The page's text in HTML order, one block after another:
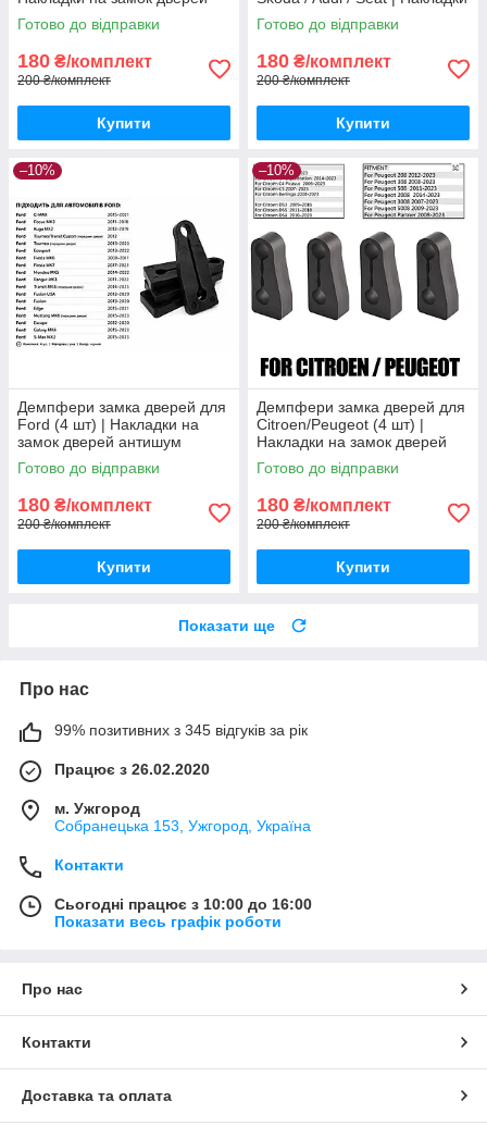
антишум
Готово до відправки
180 ₴/комплект
200 ₴/комплект
Купити
на замок дверей антишум
Готово до відправки
180 ₴/комплект
200 ₴/комплект
Купити
–10%
Демпфери замка дверей для
Ford (4 шт) | Накладки на
замок дверей антишум
Готово до відправки
180 ₴/комплект
200 ₴/комплект
Купити
–10%
Демпфери замка дверей для
Citroen/Peugeot (4 шт) |
Накладки на замок дверей
антишум
Готово до відправки
180 ₴/комплект
200 ₴/комплект
Купити
Показати ще
Про нас
99% позитивних з 345 відгуків за рік
Працює з 26.02.2020
м. Ужгород
Собранецька 153, Ужгород, Україна
Контакти
Сьогодні працює з 10:00 до 16:00
Показати весь графік роботи
Про нас
Контакти
Доставка та оплата